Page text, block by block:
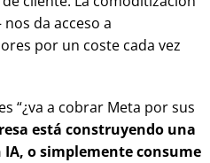
da acceso a
por un coste cada vez
“¿va a cobrar Meta por sus
está construyendo una
o simplemente consume